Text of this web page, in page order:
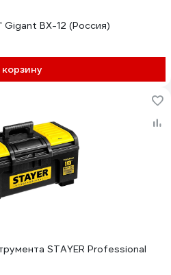
BX-12 (Россия)
корзину
STAYER Professional